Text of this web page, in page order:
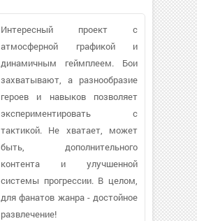
Интересный проект с
атмосферной графикой и
динамичным геймплеем. Бои
захватывают, а разнообразие
героев и навыков позволяет
экспериментировать с
тактикой. Не хватает, может
быть, дополнительного
контента и улучшенной
системы прогрессии. В целом,
для фанатов жанра - достойное
развлечение!